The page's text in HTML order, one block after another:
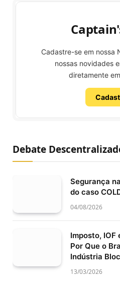
Cadastre-se em nossa
nossas novidades
diretamente
Debate
Segurança
do caso
04/08/2026
Imposto,
Por Que o
Indústria
13/03/2026